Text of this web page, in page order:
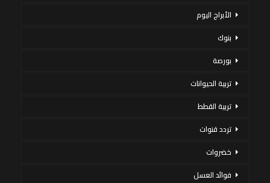
الأبراج اليوم
بنوك
بورصة
تربية الحيوانات
تربية القطط
تردد قنوات
خضروات
فوائد العسل